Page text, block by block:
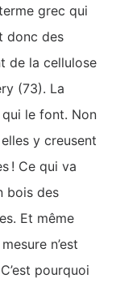
grec qui
donc des
de la cellulose
(73). La
le font. Non
y creusent
! Ce qui va
bois des
Et même
n’est
pourquoi